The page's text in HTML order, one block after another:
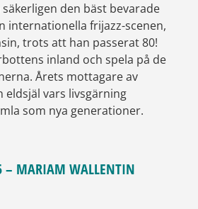
den bäst bevarade
internationella frijazz-scenen,
trots att han passerat 80!
inland och spela på de
Årets mottagare av
eldsjäl vars livsgärning
som nya generationer.
– MARIAM WALLENTIN